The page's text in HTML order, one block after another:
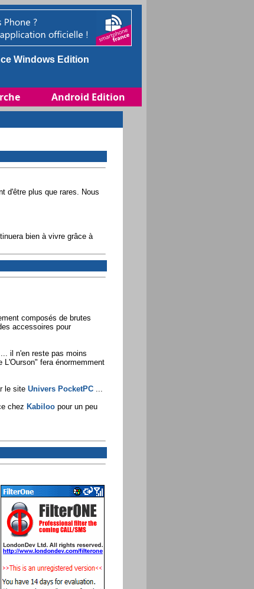
Windows Edition
Android Edition
d'être plus que rares. Nous
bien à vivre grâce à
composés de brutes
accessoires pour
il n'en reste pas moins
L'Ourson" fera énormemment
le site Univers PocketPC...
chez Kabiloopour un peu